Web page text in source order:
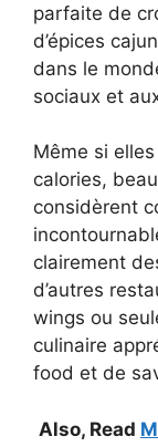
parfaite de
d’épices
dans le
sociaux et
Même si
calories,
considèrent
clairement
d’autres
wings ou
culinaire
food et de
Also, Read